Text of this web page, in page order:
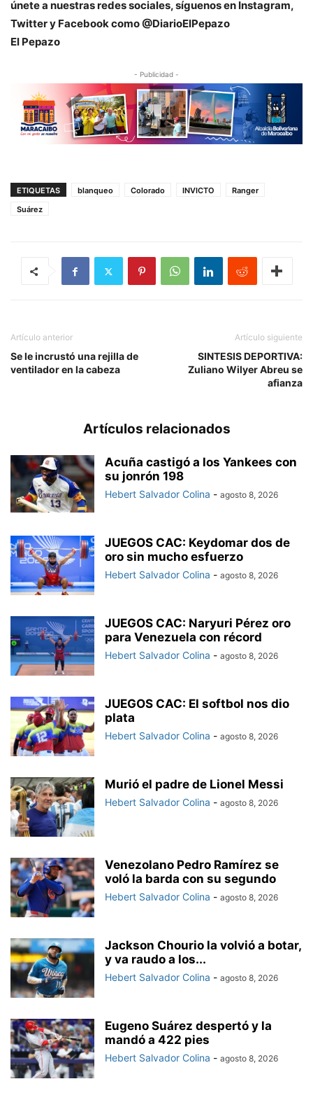
únete a nuestras redes sociales, síguenos en Instagram,
Twitter y Facebook como @DiarioElPepazo
El Pepazo
- Publicidad -
ETIQUETAS blanqueo Colorado INVICTO
Ranger
Suárez
Artículo anterior
Se le incrustó una rejilla de
ventilador en la cabeza
Artículo siguiente
SINTESIS DEPORTIVA:
Zuliano Wilyer Abreu se
afianza
Artículos relacionados
Acuña castigó a los Yankees con
su jonrón 198
Hebert Salvador Colina - agosto 8, 2026
JUEGOS CAC: Keydomar dos de
oro sin mucho esfuerzo
Hebert Salvador Colina - agosto 8, 2026
JUEGOS CAC: Naryuri Pérez oro
para Venezuela con récord
Hebert Salvador Colina - agosto 8, 2026
JUEGOS CAC: El softbol nos dio
plata
Hebert Salvador Colina - agosto 8, 2026
Murió el padre de Lionel Messi
Hebert Salvador Colina - agosto 8, 2026
Venezolano Pedro Ramírez se
voló la barda con su segundo
Hebert Salvador Colina - agosto 8, 2026
Jackson Chourio la volvió a botar,
y va raudo a los...
Hebert Salvador Colina - agosto 8, 2026
Eugeno Suárez despertó y la
mandó a 422 pies
Hebert Salvador Colina - agosto 8, 2026